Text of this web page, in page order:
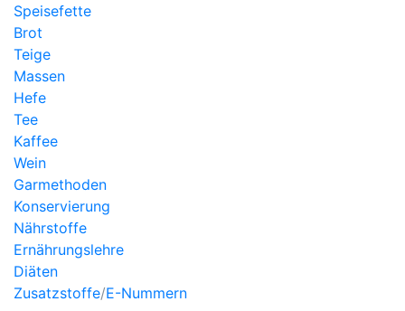
Speisefette
Brot
Teige
Massen
Hefe
Tee
Kaffee
Wein
Garmethoden
Konservierung
Nährstoffe
Ernährungslehre
Diäten
Zusatzstoffe/E-Nummern